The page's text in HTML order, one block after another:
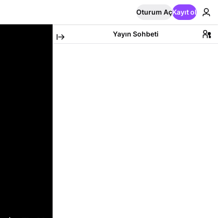
Oturum AçKayıt ol
Yayın Sohbeti